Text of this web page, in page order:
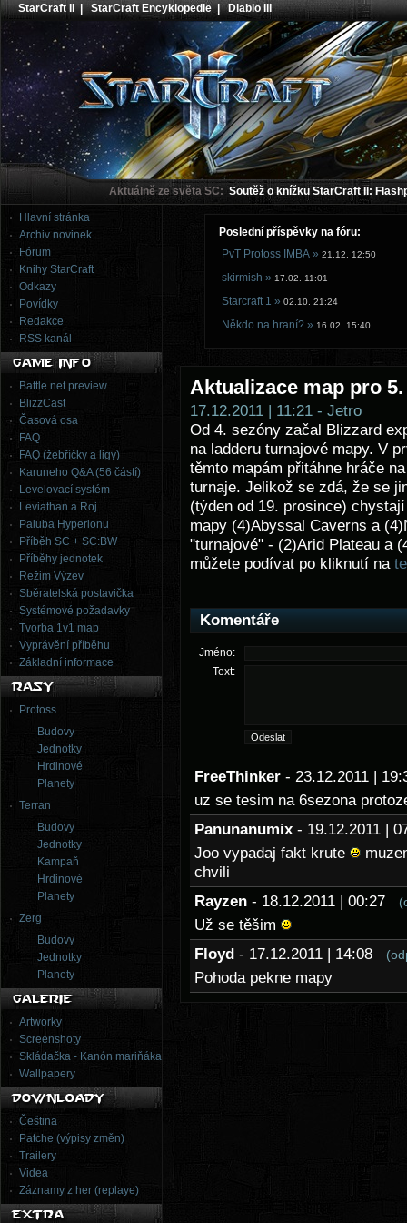
StarCraft II |StarCraft Encyklopedie|Diablo III
Aktuálně ze světa SC: Soutěž o knížku StarCraft II:
Hlavní stránka
Archiv novinek
Fórum
Knihy StarCraft
Odkazy
Povídky
Redakce
RSS kanál
Battle.net preview
BlizzCast
Časová osa
FAQ
FAQ (žebříčky a ligy)
Karuneho Q&A (56 částí)
Levelovací systém
Leviathan a Roj
Paluba Hyperionu
Příběh SC + SC:BW
Příběhy jednotek
Režim Výzev
Sběratelská postavička
Systémové požadavky
Tvorba 1v1 map
Vyprávění příběhu
Základní informace
Protoss
Budovy
Jednotky
Hrdinové
Planety
Terran
Budovy
Jednotky
Kampaň
Hrdinové
Planety
Zerg
Budovy
Jednotky
Planety
Artworky
Screenshoty
Skládačka - Kanón mariňáka
Wallpapery
Čeština
Patche (výpisy změn)
Trailery
Videa
Záznamy z her (replaye)
Poslední příspěvky na fóru:
PvT Protoss IMBA » 21.12. 12:50
skirmish » 17.02. 11:01
Starcraft 1 » 02.10. 21:24
Někdo na hraní? » 16.02. 15:40
Aktualizace map pro
17.12.2011 | 11:21 - Jetro
Od 4. sezóny začal Blizzard
na ladderu turnajové mapy. V
těmto mapám přitáhne hráče
turnaje. Jelikož se zdá, že se
(týden od 19. prosince)
mapy (4)Abyssal Caverns a
"turnajové" - (2)Arid Plateau a
můžete podívat po kliknutí na
Komentáře
Jméno:
Text:
FreeThinker - 23.12.2011 |
uz se tesim na 6sezona
Panunanumix - 19.12.2011 |
Joo vypadaj fakt krute
chvili
Rayzen - 18.12.2011 | 00:27
Už se těšim
Floyd - 17.12.2011 | 14:08
Pohoda pekne mapy